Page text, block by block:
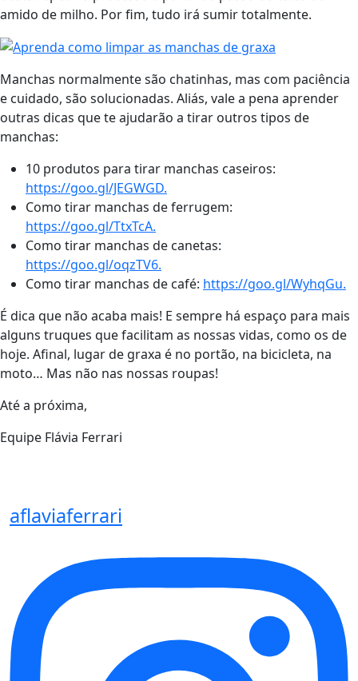
amido de milho. Por fim, tudo irá sumir totalmente.
Manchas normalmente são chatinhas, mas com paciência
e cuidado, são solucionadas. Aliás, vale a pena aprender
outras dicas que te ajudarão a tirar outros tipos de
manchas:
10 produtos para tirar manchas caseiros:
https://goo.gl/JEGWGD.
Como tirar manchas de ferrugem:
https://goo.gl/TtxTcA.
Como tirar manchas de canetas:
https://goo.gl/oqzTV6.
Como tirar manchas de café: https://goo.gl/WyhqGu.
É dica que não acaba mais! E sempre há espaço para mais
alguns truques que facilitam as nossas vidas, como os de
hoje. Afinal, lugar de graxa é no portão, na bicicleta, na
moto… Mas não nas nossas roupas!
Até a próxima,
Equipe Flávia Ferrari
aflaviaferrari